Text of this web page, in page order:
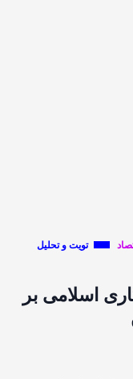
تویت و تحلیل
اسلامی بر